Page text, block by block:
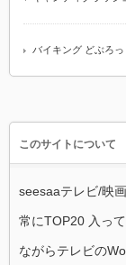
バイキング どぶろ
このサイトについて
seesaaテレビ/映
常にTOP20 入っ
ながらテレビの